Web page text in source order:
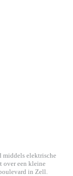
middels elektrische
over een kleine
in Zell.